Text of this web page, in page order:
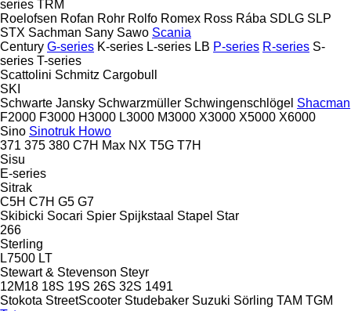
series TRM
Roelofsen Rofan Rohr Rolfo Romex Ross Rába SDLG SLP
STX Sachman Sany Sawo Scania
Century G-series K-series L-series LB P-series R-series S-
series T-series
Scattolini Schmitz Cargobull
SKI
Schwarte Jansky Schwarzmüller Schwingenschlögel Shacman
F2000 F3000 H3000 L3000 M3000 X3000 X5000 X6000
Sino Sinotruk Howo
371 375 380 C7H Max NX T5G T7H
Sisu
E-series
Sitrak
C5H C7H G5 G7
Skibicki Socari Spier Spijkstaal Stapel Star
266
Sterling
L7500 LT
Stewart & Stevenson Steyr
12M18 18S 19S 26S 32S 1491
Stokota StreetScooter Studebaker Suzuki Sörling TAM TGM